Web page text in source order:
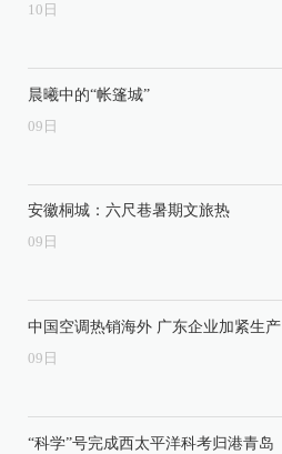
10 日
晨曦中的“帐篷城”
09 日
安徽桐城：六尺巷暑期文旅热
09 日
中国空调热销海外 广东企业加紧生产
09 日
“科学”号完成西太平洋科考归港青岛